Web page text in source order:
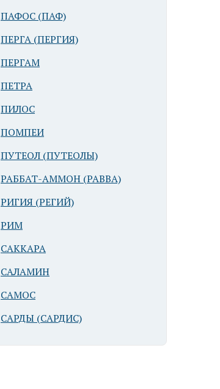
ПАФОС (ПАФ)
ПЕРГА (ПЕРГИЯ)
ПЕРГАМ
ПЕТРА
ПИЛОС
ПОМПЕИ
ПУТЕОЛ (ПУТЕОЛЫ)
РАББАТ-АММОН (РАВВА)
РИГИЯ (РЕГИЙ)
РИМ
САККАРА
САЛАМИН
САМОС
САРДЫ (САРДИС)